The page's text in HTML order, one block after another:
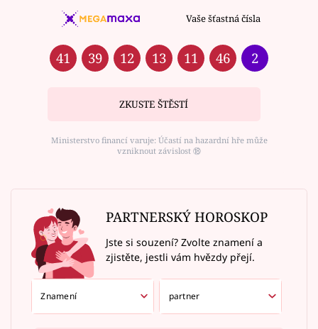
Vaše šťastná čísla
41 39 12 13 11 46 2
ZKUSTE ŠTĚSTÍ
Ministerstvo financí varuje: Účastí na hazardní hře může
vzniknout závislost ⑱
PARTNERSKÝ HOROSKOP
Jste si souzení? Zvolte znamení a
zjistěte, jestli vám hvězdy přejí.